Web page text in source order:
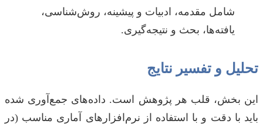
شامل مقدمه، ادبیات و پیشینه، روش‌شناسی،
یافته‌ها، بحث و نتیجه‌گیری.
تحلیل و تفسیر نتایج
این بخش، قلب هر پژوهش است. داده‌های جمع‌آوری شده
باید با دقت و با استفاده از نرم‌افزارهای آماری مناسب (در